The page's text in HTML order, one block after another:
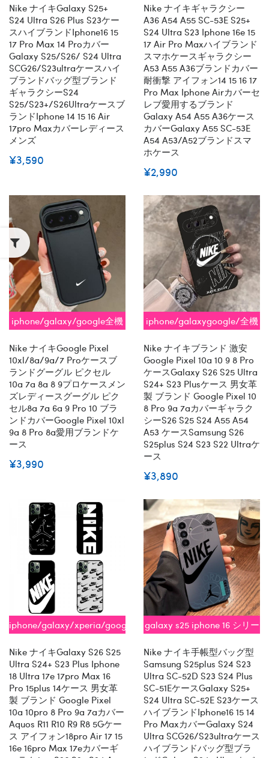
Nike ナイキGalaxy S25+
S24 Ultra S26 Plus S23ケー
スハイブランドiphone16 15
17 Pro Max 14 Proカバー
Galaxy S25/s26/ S24 Ultra
SCG26/s23ultraケースハイ
ブランドバッグ型ブランド
ギャラクシーs24
S25/S23+/S26Ultraケースブ
ランドiphone 14 15 16 Air
17pro Maxカバーレディース
メンズ
¥3,590
Nike ナイキギャラクシー
A36 A54 A55 SC-53E S25+
S24 Ultra S23 Iphone 16e 15
17 Air Pro Maxハイブランド
スマホケースギャラクシー
A53 A55 A36ブランドカバー
耐衝撃 アイフォン14 15 16 17
Pro Max Iphone Airカバーセ
レブ愛用するブランド
Galaxy A54 A55 A36ケース
カバーgalaxy A55 SC-53E
A54 A53/a52ブランドスマ
ホケース
¥2,990
iphone/galaxy/google全機
Nike ナイキGoogle Pixel
10xl/8a/9a/7 Proケースブ
ランドグーグル ピクセル
10a 7a 8a 8 9プロケースメン
ズレディースグーグル ピク
セル8a 7a 6a 9 Pro 10 ブラ
ンドカバーGoogle Pixel 10xl
9a 8 Pro 8a愛用ブランドケ
ース
¥3,990
iphone/galaxygoogle/全機
Nike ナイキブランド 激安
Google Pixel 10a 10 9 8 Pro
ケースGalaxy S26 S25 Ultra
S24+ S23 Plusケース 男女革
製 ブランド Google Pixel 10
8 Pro 9a 7aカバーギャラク
シーs26 S25 S24 A55 A54
A53 ケースsamsung S26
S25plus S24 S23 S22 Ultraケ
ース
¥3,890
iphone/galaxy/xperia/google/aquos
Nike ナイキGalaxy S26 S25
Ultra S24+ S23 Plus Iphone
18 Ultra 17e 17pro Max 16
Pro 15plus 14ケース 男女革
製 ブランド Google Pixel
10a 10pro 8 Pro 9a 7aカバー
Aquos R11 R10 R9 R8 5Gケー
ス アイフォン18pro Air 17 15
16e 16pro Max 17eカバーギ
galaxy s25 iphone 16 シリー
Nike ナイキ手帳型バッグ型
Samsung S25plus S24 S23
Ultra SC-52D S23 S24 Plus
SC-51EケースGalaxy S25+
S24 Ultra SC-52E S23ケース
ハイブランドiphone16 15 14
Pro MaxカバーGalaxy S24
Ultra SCG26/s23ultraケース
ハイブランドバッグ型ブラ